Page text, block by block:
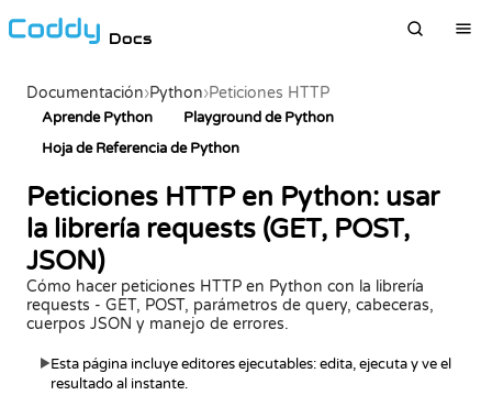
Docs
Documentación›Python›Peticiones HTTP
Aprende Python
Playground de Python
Hoja de Referencia de Python
Peticiones HTTP en Python: usar
la librería requests (GET, POST,
JSON)
Cómo hacer peticiones HTTP en Python con la librería
requests - GET, POST, parámetros de query, cabeceras,
cuerpos JSON y manejo de errores.
▶Esta página incluye editores ejecutables: edita, ejecuta y ve el
resultado al instante.